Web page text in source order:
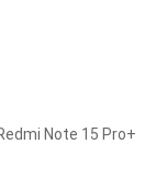
Note 15 Pro+